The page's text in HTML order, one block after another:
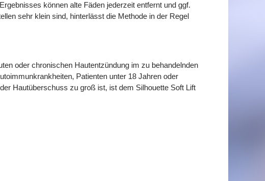
können alte Fäden jederzeit entfernt und ggf.
sehr klein sind, hinterlässt die Methode in der Regel
oder chronischen Hautentzündung im zu behandelnden
Patienten unter 18 Jahren oder
Hautüberschuss zu groß ist, ist dem Silhouette Soft Lift